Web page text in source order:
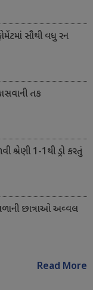
સૌથી વધુ રન
તક
શ્રેણી 1-1થી ડ્રો કરતું
છાત્રાઓ અવ્વલ
Read More